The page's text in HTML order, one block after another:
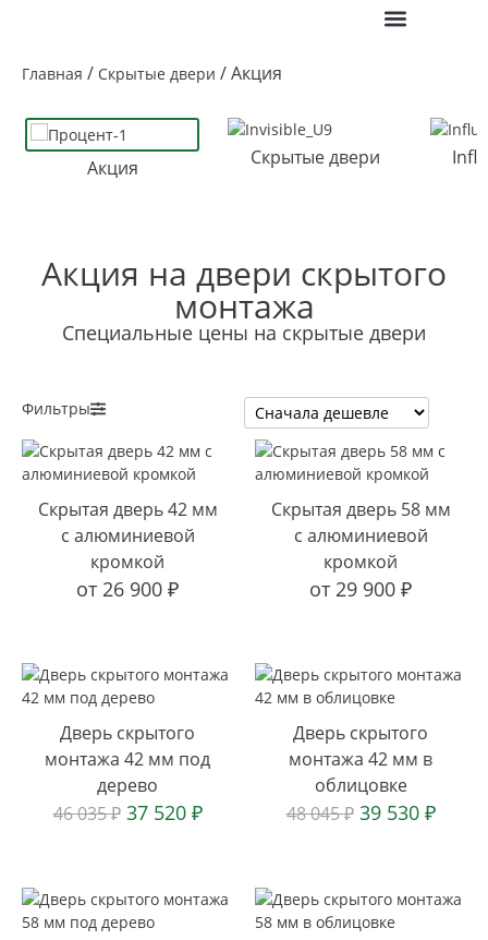
Главная / Скрытые двери / Акция
Акция Скрытые двери
Акция на двери скрытого
монтажа
Специальные цены на скрытые двери
Фильтры
Скрытая дверь 42 мм
с алюминиевой
кромкой
от 26 900 ₽
Скрытая дверь 58 мм
с алюминиевой
кромкой
от 29 900 ₽
Дверь скрытого
монтажа 42 мм под
дерево
46 035₽ 37 520 ₽
Дверь скрытого
монтажа 42 мм в
облицовке
48 045₽ 39 530 ₽